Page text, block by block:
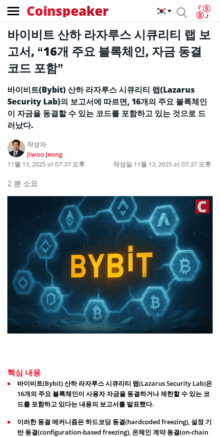
Coinspeaker
바이비트 산하 라자루스 시큐리티 랩 보
고서, “16개 주요 블록체인, 자금 동결
코드 포함”
바이비트(Bybit) 산하 라자루스 시큐리티 랩(Lazarus
Security Lab)의 보고서에 따르면, 16개의 주요 블록체인
이 자금을 동결할 수 있는 코드를 포함하고 있는 것으로 드
러났다.
작성자
Jiwoo Jeong
11월 13, 2025 at 07:37 오후
작성일 11월 13, 2025 at 07:37 오후
2 분 소요
핵심 내용
바이비트(Bybit) 산하 라자루스 시큐리티 랩(Lazarus Security Lab)은
16개의 주요 블록체인이 사용자 자금을 동결하거나 제한할 수 있는 코
드를 포함하고 있다는 내용의 보고서를 발표했다.
이러한 동결 메커니즘은 하드코딩 동결(hardcoded freezing), 설정 기
반 동결(configuration-based freezing), 온체인 계약 동결(on-chain